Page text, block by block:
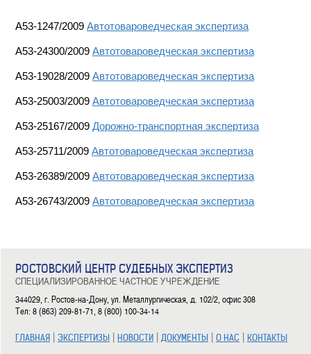
A53-1247/2009 Автотовароведческая экспертиза
A53-24300/2009 Автотовароведческая экспертиза
A53-19028/2009 Автотовароведческая экспертиза
A53-25003/2009 Автотовароведческая экспертиза
A53-25167/2009 Дорожно-транспортная экспертиза
A53-25711/2009 Автотовароведческая экспертиза
A53-26389/2009 Автотовароведческая экспертиза
A53-26743/2009 Автотовароведческая экспертиза
РОСТОВСКИЙ ЦЕНТР СУДЕБНЫХ ЭКСПЕРТИЗ
СПЕЦИАЛИЗИРОВАННОЕ ЧАСТНОЕ УЧРЕЖДЕНИЕ
344029, г. Ростов-на-Дону, ул. Металлургическая, д. 102/2, офис 308
Тел: 8 (863) 209-81-71, 8 (800) 100-34-14
ГЛАВНАЯ | ЭКСПЕРТИЗЫ | НОВОСТИ | ДОКУМЕНТЫ | О НАС | КОНТАКТЫ